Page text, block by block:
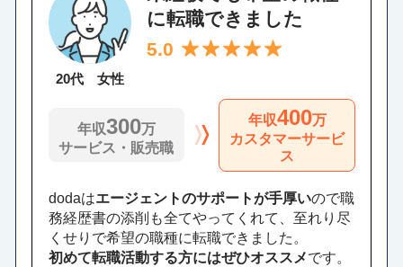
20代 女性
に転職できました
5.0
年収300万
サービス・販売職
年収400万
カスタマーサービ
ス
dodaはエージェントのサポートが手厚いので職
務経歴書の添削も全てやってくれて、至れり尽
くせりで希望の職種に転職できました。
初めて転職活動する方にはぜひオススメです。